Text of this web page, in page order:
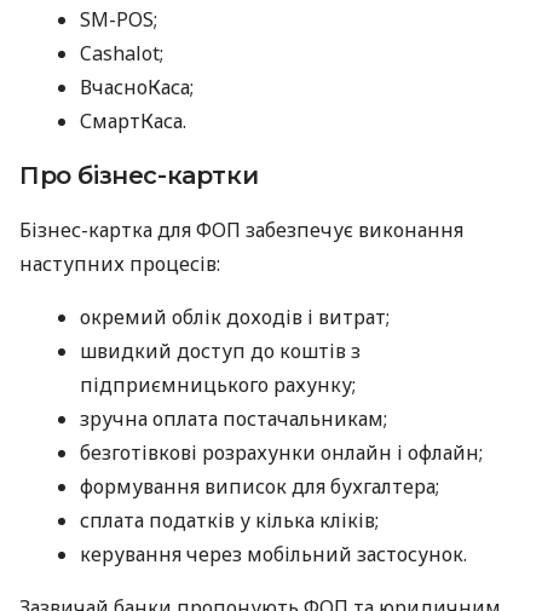
SM-POS;
Cashalot;
ВчасноКаса;
СмартКаса.
Про бізнес-картки
Бізнес-картка для ФОП забезпечує виконання
наступних процесів:
окремий облік доходів і витрат;
швидкий доступ до коштів з
підприємницького рахунку;
зручна оплата постачальникам;
безготівкові розрахунки онлайн і офлайн;
формування виписок для бухгалтера;
сплата податків у кілька кліків;
керування через мобільний застосунок.